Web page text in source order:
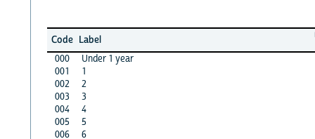
Code Label
000
Under 1 year
001
1
002
2
003
3
004
4
005
5
006
6